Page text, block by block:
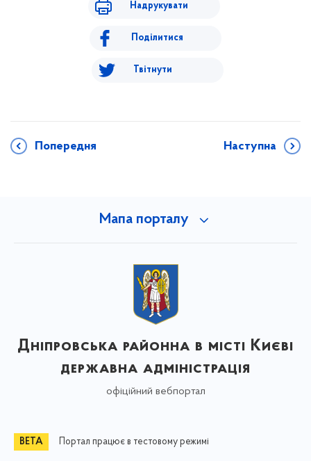
Надрукувати
Поділитися
Твітнути
Попередня Наступна
Мапа порталу
Дніпровська районна в місті Києві
державна адміністрація
офіційний вебпортал
Портал працює в тестовому режимі